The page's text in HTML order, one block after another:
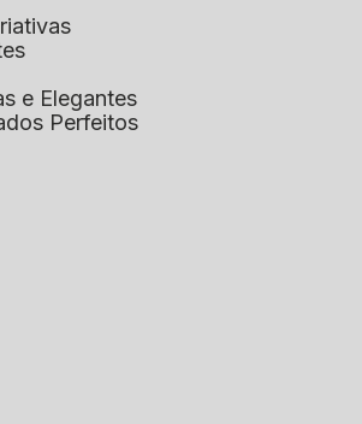
e Elegantes
Perfeitos